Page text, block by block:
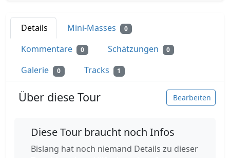
Details Mini-Masses 0
Kommentare 0 Schätzungen 0
Galerie 0 Tracks 1
Über diese Tour Bearbeiten
Diese Tour braucht noch Infos
Bislang hat noch niemand Details zu dieser